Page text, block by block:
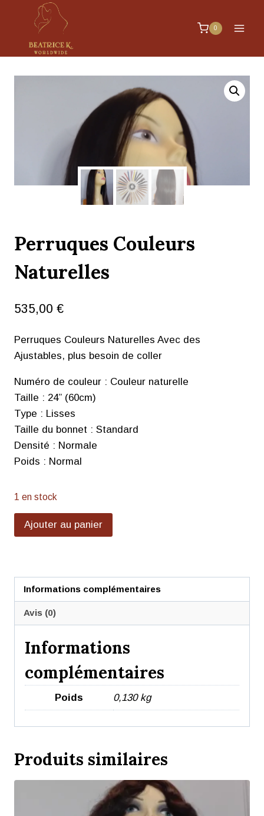
0
Perruques Couleurs
Naturelles
535,00 €
Perruques Couleurs Naturelles Avec des
Ajustables, plus besoin de coller
Numéro de couleur : Couleur naturelle
Taille : 24” (60cm)
Type : Lisses
Taille du bonnet : Standard
Densité : Normale
Poids : Normal
1 en stock
Ajouter au panier
Informations complémentaires
Avis (0)
Informations
complémentaires
Poids 0,130 kg
Produits similaires